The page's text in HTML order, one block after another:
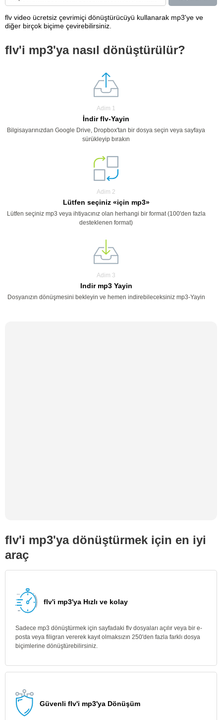
flv video ücretsiz çevrimiçi dönüştürücüyü kullanarak mp3'ye ve
diğer birçok biçime çevirebilirsiniz.
flv'i mp3'ya nasıl dönüştürülür?
Adim 1
İndir flv-Yayin
Bilgisayarınızdan Google Drive, Dropbox'tan bir dosya seçin veya sayfaya
sürükleyip bırakın
Adim 2
Lütfen seçiniz «için mp3»
Lütfen seçiniz mp3 veya ihtiyacınız olan herhangi bir format (100'den fazla
desteklenen format)
Adim 3
Indir mp3 Yayin
Dosyanızın dönüşmesini bekleyin ve hemen indirebileceksiniz mp3-Yayin
flv'i mp3'ya dönüştürmek için en iyi
araç
flv'i mp3'ya Hızlı ve kolay
Sadece mp3 dönüştürmek için sayfadaki flv dosyaları açılır veya bir e-
posta veya filigran vererek kayıt olmaksızın 250'den fazla farklı dosya
biçimlerine dönüştürebilirsiniz.
Güvenli flv'i mp3'ya Dönüşüm